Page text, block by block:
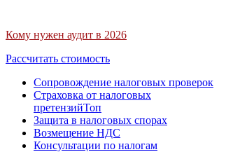
Кому нужен аудит в 2026
Рассчитать стоимость
Сопровождение налоговых проверок
Страховка от налоговых
претензийТоп
Защита в налоговых спорах
Возмещение НДС
Консультации по налогам